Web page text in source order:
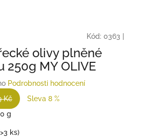
Kód: 0363
olivy plněné
250g MY OLIVE
Podrobnosti hodnocení
Kč
Sleva 8 %
g
ks)